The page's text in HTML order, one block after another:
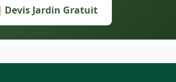
Devis Jardin Gratuit